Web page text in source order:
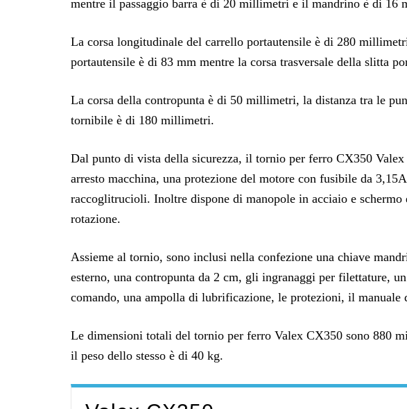
mentre il passaggio barra è di 20 millimetri e il mandrino è di 16
La corsa longitudinale del carrello portautensile è di 280
portautensile è di 83 mm mentre la corsa trasversale della slitta
La corsa della contropunta è di 50 millimetri, la distanza tra le
tornibile è di 180 millimetri.
Dal punto di vista della sicurezza, il tornio per ferro CX350 Valex
arresto macchina, una protezione del motore con fusibile da
raccoglitrucioli. Inoltre dispone di manopole in acciaio e
rotazione.
Assieme al tornio, sono inclusi nella confezione una chiave
esterno, una contropunta da 2 cm, gli ingranaggi per filettature,
comando, una ampolla di lubrificazione, le protezioni, il manuale
Le dimensioni totali del tornio per ferro Valex CX350 sono 880
il peso dello stesso è di 40 kg.